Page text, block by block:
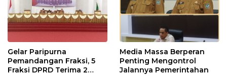
Gelar Paripurna
Pemandangan Fraksi, 5
Fraksi DPRD Terima 2
Media Massa Berperan
Penting Mengontrol
Jalannya Pemerintahan